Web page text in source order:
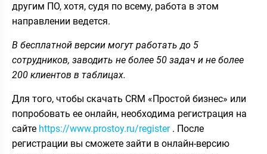
другим ПО, хотя, судя по всему, работа в этом
направлении ведется.
В бесплатной версии могут работать до 5
сотрудников, заводить не более 50 задач и не более
200 клиентов в таблицах.
Для того, чтобы скачать CRM «Простой бизнес» или
попробовать ее онлайн, необходима регистрация на
сайте https://www.prostoy.ru/register. После
регистрации вы сможете зайти в онлайн-версию